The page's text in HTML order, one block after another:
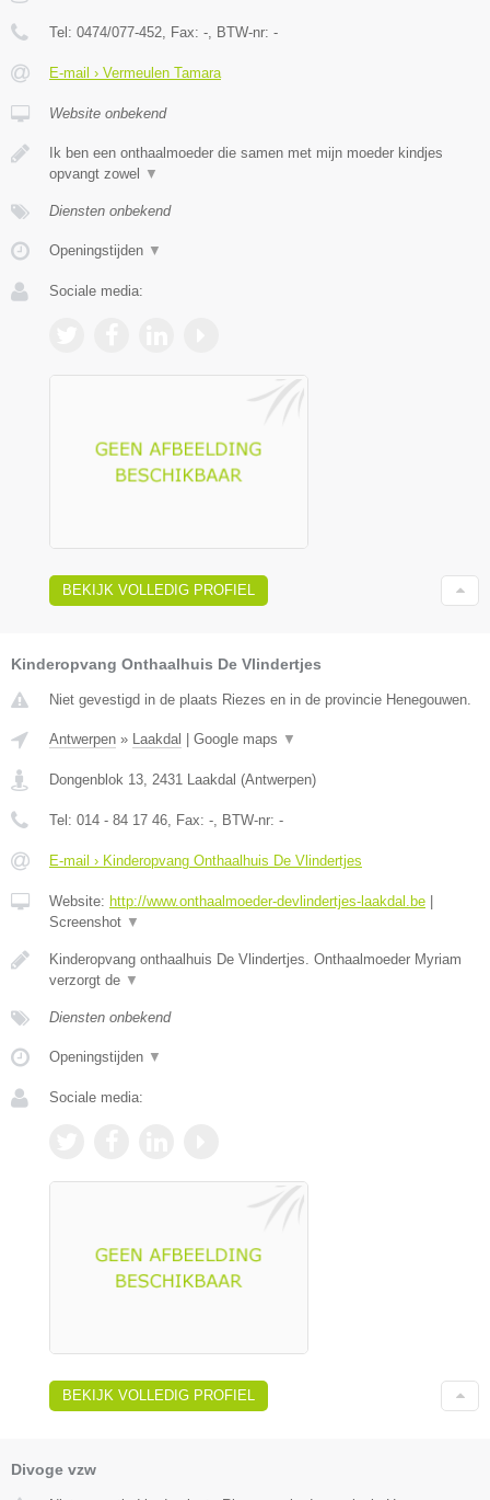
Tel: 0474/077-452 , Fax: - , BTW-nr: -
E-mail › Vermeulen Tamara
Website onbekend
Ik ben een onthaalmoeder die samen met mijn moeder kindjes
opvangt zowel
▼
Diensten onbekend
Openingstijden ▼
Sociale media:
BEKIJK VOLLEDIG PROFIEL
Kinderopvang Onthaalhuis De Vlindertjes
Niet gevestigd in de plaats Riezes en in de provincie Henegouwen.
Antwerpen » Laakdal | Google maps ▼
Dongenblok 13 2431 Laakdal (Antwerpen)
Tel: 014 - 84 17 46 , Fax: - , BTW-nr: -
E-mail › Kinderopvang Onthaalhuis De Vlindertjes
Website: http://www.onthaalmoeder-devlindertjes-laakdal.be |
Screenshot ▼
Kinderopvang onthaalhuis De Vlindertjes. Onthaalmoeder Myriam
verzorgt de ▼
Diensten onbekend
Openingstijden ▼
Sociale media:
BEKIJK VOLLEDIG PROFIEL
Divoge vzw